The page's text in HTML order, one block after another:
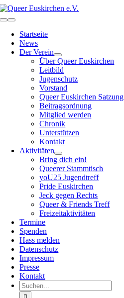
Zum
Inhalt
Toggle
NavigationStartseite
News
Der Verein
Über Queer Euskirchen
Leitbild
Jugenschutz
Vorstand
Queer Euskirchen Satzung
Beitragsordnung
Mitglied werden
Chronik
Unterstützen
Kontakt
Aktivitäten
Bring dich ein!
Queerer Stammtisch
yoU25 Jugendtreff
Pride Euskirchen
Jeck gegen Rechts
Queer & Friends Treff
Freizeitaktivitäten
Termine
Spenden
Hass melden
Datenschutz
Impressum
Presse
Kontakt
Suche
nach: